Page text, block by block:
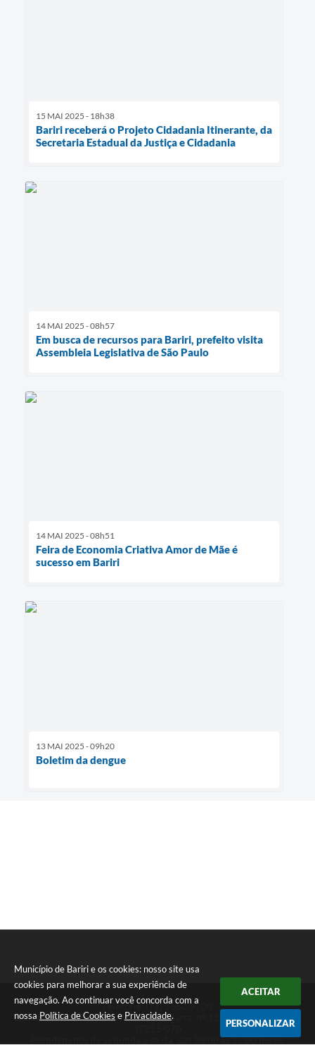
Município de Bariri e os cookies: nosso site usa
cookies para melhorar a sua experiência de
navegação. Ao continuar você concorda com a
nossa Política de Cookies e Privacidade.
ACEITAR
PERSONALIZAR
15 MAI 2025 - 18h38
Bariri receberá o Projeto Cidadania Itinerante, da
Secretaria Estadual da Justiça e Cidadania
14 MAI 2025 - 08h57
Em busca de recursos para Bariri, prefeito visita
Assembleia Legislativa de São Paulo
14 MAI 2025 - 08h51
Feira de Economia Criativa Amor de Mãe é
sucesso em Bariri
13 MAI 2025 - 09h20
Boletim da dengue
Telefone: (14) 3662-9200
Endereço: Rua Francisco Munhoz Cegarra, nº 126 - Vila Maria | CEP:
Atendimento de segunda a sexta, das 08:00 às 17:00 horas.